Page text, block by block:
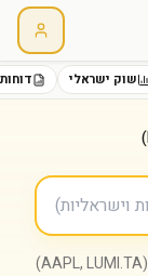
שוק ישראלי